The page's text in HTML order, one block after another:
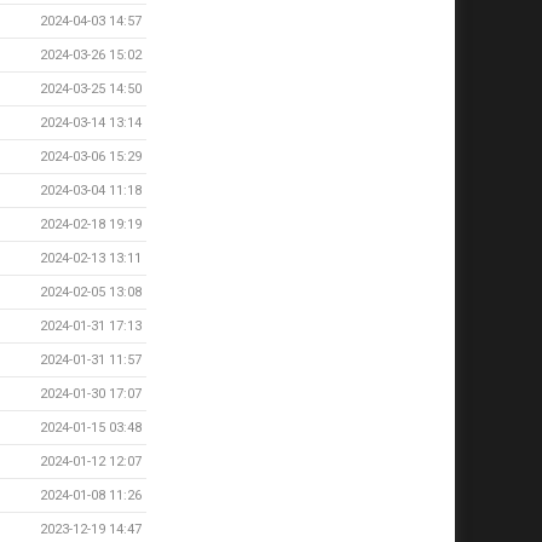
2024-04-03 14:57
2024-03-26 15:02
2024-03-25 14:50
2024-03-14 13:14
2024-03-06 15:29
2024-03-04 11:18
2024-02-18 19:19
2024-02-13 13:11
2024-02-05 13:08
2024-01-31 17:13
2024-01-31 11:57
2024-01-30 17:07
2024-01-15 03:48
2024-01-12 12:07
2024-01-08 11:26
2023-12-19 14:47